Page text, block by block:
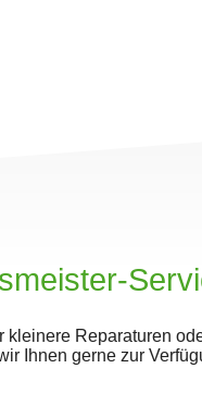
kleinere Reparaturen
Ihnen gerne zur